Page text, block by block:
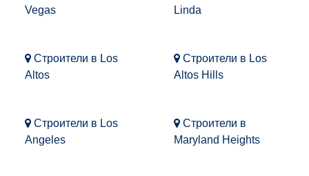
Vegas
Linda
Строители в Los
Altos
Строители в Los
Altos Hills
Строители в Los
Angeles
Строители в
Maryland Heights